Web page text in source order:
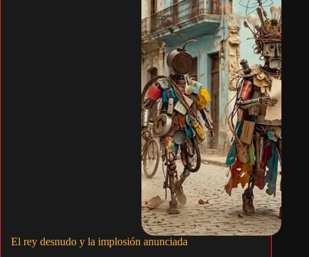
El rey desnudo y la implosión anunciada